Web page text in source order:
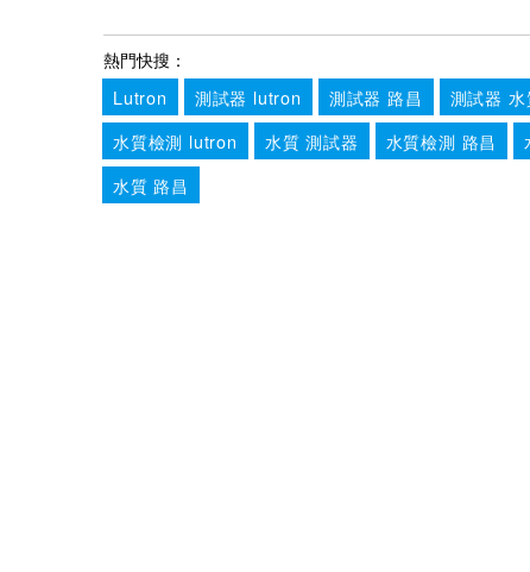
熱門快搜：
Lutron
測試器 lutron 測試器 路昌
測試器
水質檢測 lutron
水質 測試器 水質檢測 路昌
水質 路昌